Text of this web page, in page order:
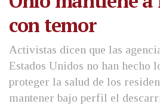
con temor
Activistas dicen que las
Estados Unidos no han hecho
proteger la salud de los
mantener bajo perfil el